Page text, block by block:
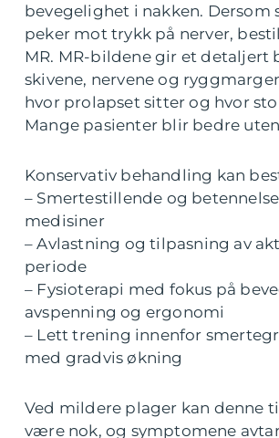
bevegelighet i nakken. Dersom
peker mot trykk på nerver,
MR. MR-bildene gir et detaljert
skivene, nervene og
hvor prolapset sitter og hvor
Mange pasienter blir bedre
Konservativ behandling kan
– Smertestillende og
medisiner
– Avlastning og tilpasning av
periode
– Fysioterapi med fokus på
avspenning og ergonomi
– Lett trening innenfor
med gradvis økning
Ved mildere plager kan denne
være nok, og symptomene